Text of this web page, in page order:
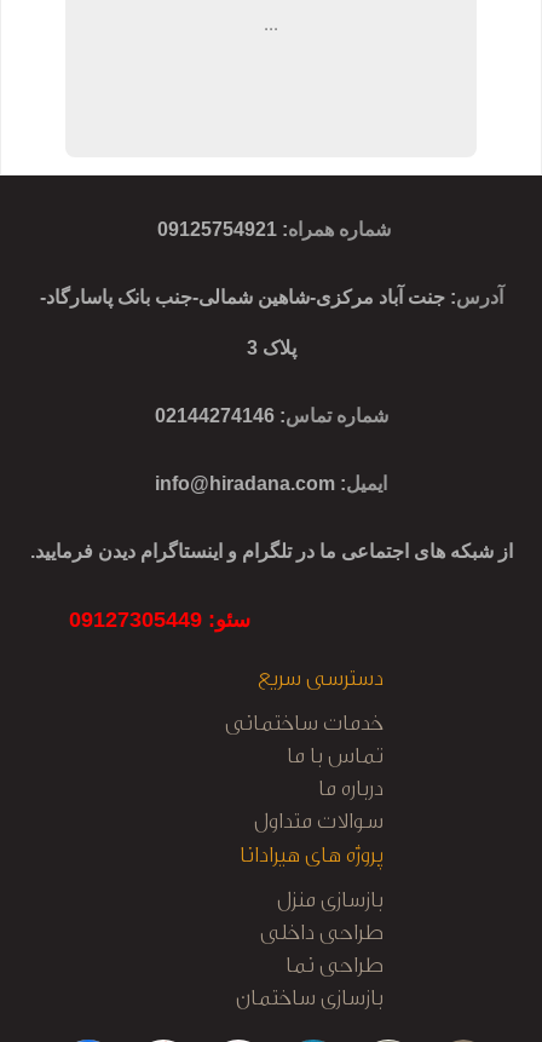
...
شماره همراه:
09125754921
آدرس: جنت آباد مرکزی-شاهین شمالی-جنب بانک پاسارگاد-
پلاک 3
شماره تماس: 02144274146
ایمیل:
info@hiradana.com
از شبکه های اجتماعی ما در تلگرام و اینستاگرام دیدن فرمایید.
سئو: 09127305449
دسترسی سریع
خدمات ساختمانی
تماس با ما
درباره ما
سوالات متداول
پروژه های هیرادانا
بازسازی منزل
طراحی داخلی
طراحی نما
بازسازی ساختمان
کابینت آشپزخانه